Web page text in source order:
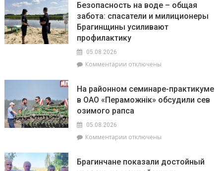
на
6
августа:
Овнам
сходить
на
Ракам
нужно
на
чужие
проблемы
Безопасность на воде – общая
забота: спасатели и милиционеры
Брагинщины усиливают
профилактику
05.08.2026
Комментарии к
на
воде
–
спасатели
Брагинщины
отключены
На районном семинаре-практикуме
в ОАО «Пераможнік» обсудили сев
озимого рапса
05.08.2026
Комментарии к
районном
отключены
Брагинчане показали достойный